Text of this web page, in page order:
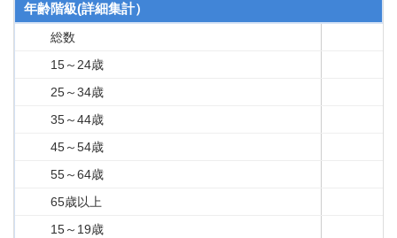
年齢階級(詳細集計）
総数
15～24歳
25～34歳
35～44歳
45～54歳
55～64歳
65歳以上
15～19歳